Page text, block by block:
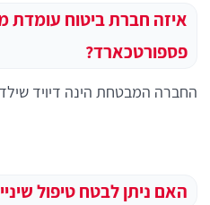
איזה חברת ביטוח עומדת
פספורטכארד?
החברה המבטחת הינה דיויד
האם ניתן לבטח טיפול